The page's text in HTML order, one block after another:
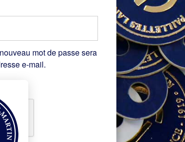
mot de passe sera
e-mail.